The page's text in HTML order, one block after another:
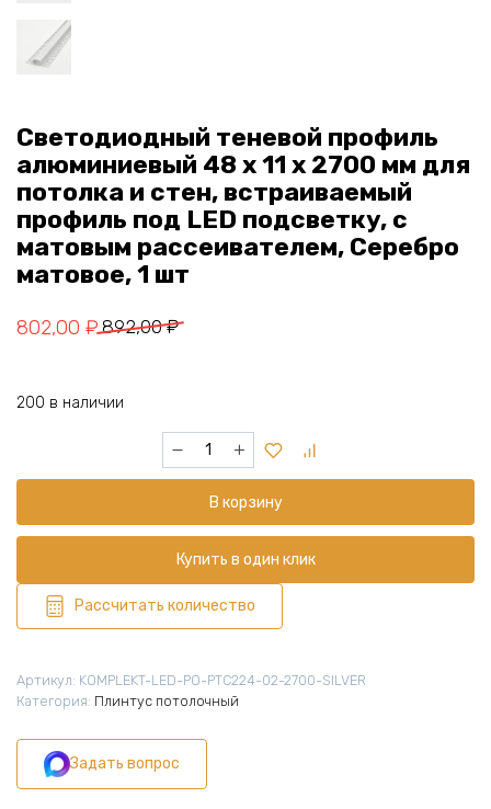
Светодиодный теневой профиль
алюминиевый 48 х 11 х 2700 мм для
потолка и стен, встраиваемый
профиль под LED подсветку, с
матовым рассеивателем, Серебро
матовое, 1 шт
892,00₽
Первоначальная
892,00 ₽.
802,00 ₽
Текущая
200 в наличии
Количество
товара
теневой
профиль
алюминиевый
48
х
11
2700
мм
потолка
и
стен,
В корзину
Купить в один клик
Рассчитать количество
Артикул: KOMPLEKT-LED-PO-PTC224-02-2700-SILVER
Категория: Плинтус потолочный
Задать вопрос